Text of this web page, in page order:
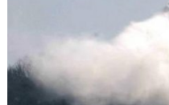
ΥΓΕΙΑ-ΟΜΟΡΦΙΑ
ΠΟΛΙΤΙΣΜΟΣ